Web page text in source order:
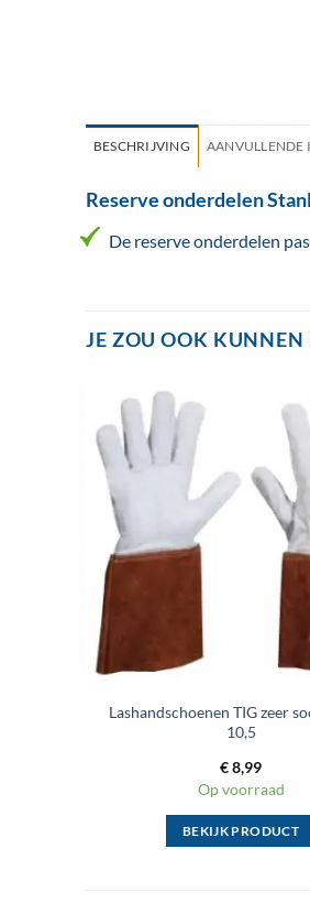
BESCHRIJVING AANVULLENDE
Reserve onderdelen
De reserve onderdelen
JE ZOU OOK
Lashandschoenen TIG zeer
10,5
€8,99
Op voorraad
BEKIJK PRODUCT